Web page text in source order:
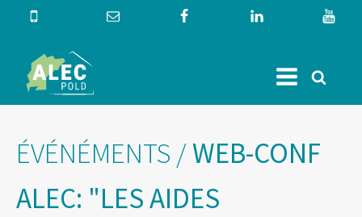
ÉVÉNÉMENTS /WEB-CONF
ALEC: "LES AIDES